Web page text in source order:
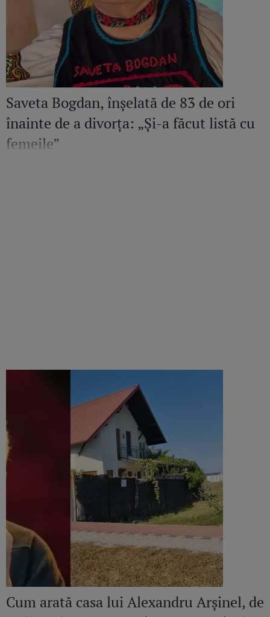
Saveta Bogdan, înșelată de 83 de ori
înainte de a divorța: „Și-a făcut listă cu
femeile”
Cum arată casa lui Alexandru Arșinel, de